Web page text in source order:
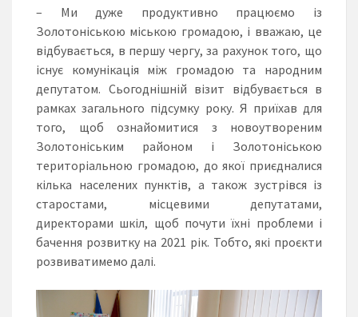
– Ми дуже продуктивно працюємо із
Золотоніською міською громадою, і вважаю, це
відбувається, в першу чергу, за рахунок того, що
існує комунікація між громадою та народним
депутатом. Сьогоднішній візит відбувається в
рамках загального підсумку року. Я приїхав для
того, щоб ознайомитися з новоутвореним
Золотоніським районом і Золотоніською
територіальною громадою, до якої приєдналися
кілька населених пунктів, а також зустрівся із
старостами, місцевими депутатами,
директорами шкіл, щоб почути їхні проблеми і
бачення розвитку на 2021 рік. Тобто, які проєкти
розвиватимемо далі.